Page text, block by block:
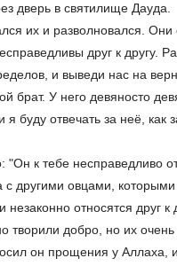
дверь в святилище Дауда.
их и разволновался.
друг к другу.
и выведи нас на
брат. У него девяносто
буду отвечать за неё, как
"Он к тебе несправедливо
другими овцами,
относятся друг к
творили добро, но их
он прощения у Аллаха,